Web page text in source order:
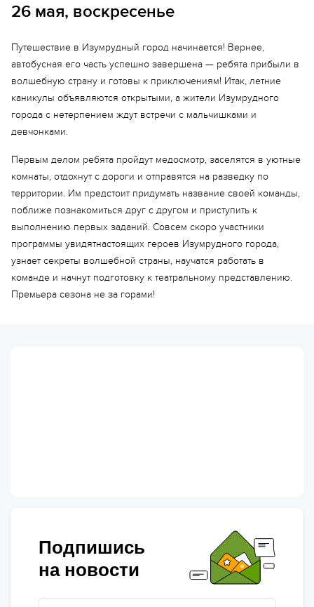
26 мая, воскресенье
Путешествие в Изумрудный город начинается! Вернее,
автобусная его часть успешно завершена — ребята прибыли в
волшебную страну и готовы к приключениям! Итак, летние
каникулы объявляются открытыми, а жители Изумрудного
города с нетерпением ждут встречи с мальчишками и
девчонками.
Первым делом ребята пройдут медосмотр, заселятся в уютные
комнаты, отдохнут с дороги и отправятся на разведку по
территории. Им предстоит придумать название своей команды,
поближе познакомиться друг с другом и приступить к
выполнению первых заданий. Совсем скоро участники
программы увидятнастоящих героев Изумрудного города,
узнает секреты волшебной страны, научатся работать в
команде и начнут подготовку к театральному представлению.
Премьера сезона не за горами!
Подпишись
на новости